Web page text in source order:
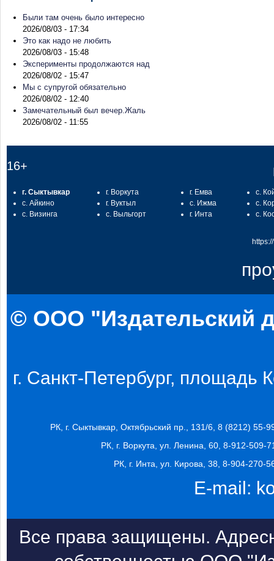
Были там очень было интересно
2026/08/03 - 17:34
Это как надо не любить
2026/08/03 - 15:48
Эксперименты продолжаются над
2026/08/02 - 15:47
Мы с супругой обязательно
2026/08/02 - 12:40
Замечательный был вечер.Жаль
2026/08/02 - 11:55
16+
г. Сыктывкар
с. Айкино
с. Визинга
г. Воркута
г. Вуктыл
с. Выльгорт
г. Емва
с. Ижма
г. Инта
с.
с.
с.
© ООО "Издательский
г. Санкт-Петербург, площадь
РК, г. Сыктывкар, Октябрьский пр., 131/6, 8 (8212) 55-
РК, г. Воркута, ул. Ленина, 60, 8-912-509-
РК, г. Инта, ул. Кирова, 38, 8-904-270-
E-mail:
Все права защищены.